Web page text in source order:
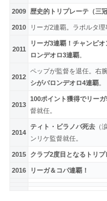
2009 歴史的トリプレーテ（三
2010 リーガ2連覇。ラポルタ理
2011
リーガ3連覇！チャンピオ
ロンデオロ3連覇
2012
ペップが監督を退任。右
シがバロンデオロ4連覇
2013
100ポイント獲得でリーガ
督就任。
2014
ティト・ビラノバ死去 （
ンリケ監督就任。
2015 クラブ2度目となるトリ
2016 リーガ＆コパ連覇！